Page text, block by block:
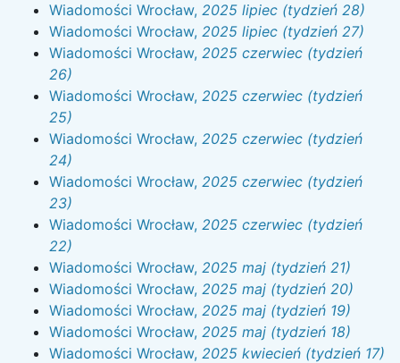
Wiadomości Wrocław, 2025 lipiec (tydzień 28)
Wiadomości Wrocław, 2025 lipiec (tydzień 27)
Wiadomości Wrocław, 2025 czerwiec (tydzień
26)
Wiadomości Wrocław, 2025 czerwiec (tydzień
25)
Wiadomości Wrocław, 2025 czerwiec (tydzień
24)
Wiadomości Wrocław, 2025 czerwiec (tydzień
23)
Wiadomości Wrocław, 2025 czerwiec (tydzień
22)
Wiadomości Wrocław, 2025 maj (tydzień 21)
Wiadomości Wrocław, 2025 maj (tydzień 20)
Wiadomości Wrocław, 2025 maj (tydzień 19)
Wiadomości Wrocław, 2025 maj (tydzień 18)
Wiadomości Wrocław, 2025 kwiecień (tydzień 17)